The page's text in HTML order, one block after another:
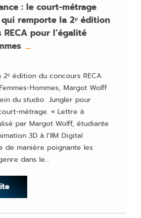
: le court-métrage
remporte la 2ᵉ édition
pour l’égalité
→
édition du concours RECA
Hommes, Margot Wolff
du studio Jungler pour
métrage. « Lettre à
par Margot Wolff, étudiante
3D à l’IIM Digital
de manière poignante les
dans le…